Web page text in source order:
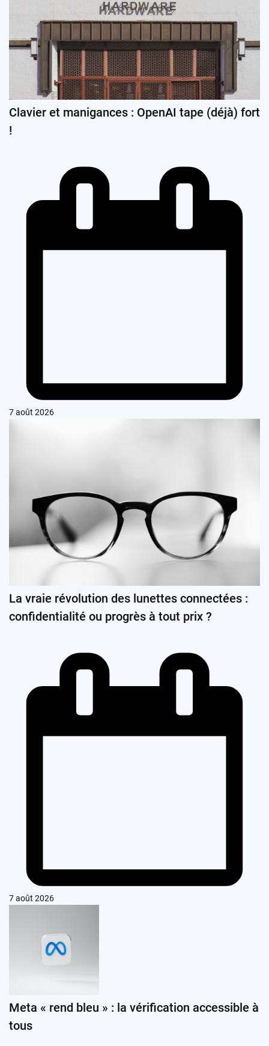
Clavier et manigances : OpenAI tape (déjà) fort
!
7 août 2026
La vraie révolution des lunettes connectées :
confidentialité ou progrès à tout prix ?
7 août 2026
Meta « rend bleu » : la vérification accessible à
tous